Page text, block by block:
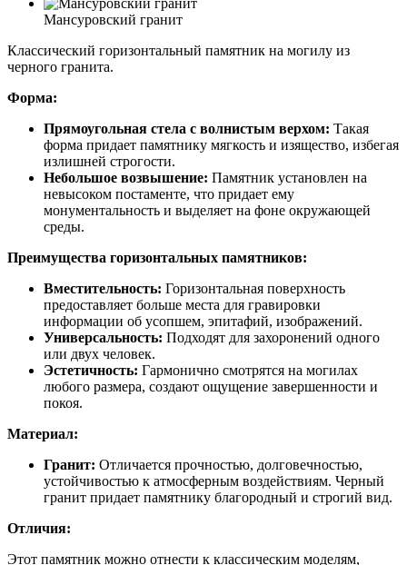
Мансуровский гранит
Классический горизонтальный памятник на могилу из
черного гранита.
Форма:
Прямоугольная стела с волнистым верхом: Такая
форма придает памятнику мягкость и изящество, избегая
излишней строгости.
Небольшое возвышение: Памятник установлен на
невысоком постаменте, что придает ему
монументальность и выделяет на фоне окружающей
среды.
Преимущества горизонтальных памятников:
Вместительность: Горизонтальная поверхность
предоставляет больше места для гравировки
информации об усопшем, эпитафий, изображений.
Универсальность: Подходят для захоронений одного
или двух человек.
Эстетичность: Гармонично смотрятся на могилах
любого размера, создают ощущение завершенности и
покоя.
Материал:
Гранит: Отличается прочностью, долговечностью,
устойчивостью к атмосферным воздействиям. Черный
гранит придает памятнику благородный и строгий вид.
Отличия:
Этот памятник можно отнести к классическим моделям,